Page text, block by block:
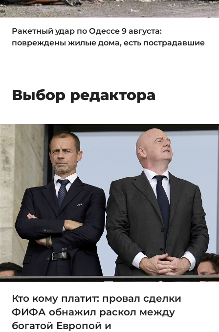
Ракетный удар по Одессе 9 августа:
повреждены жилые дома, есть пострадавшие
Выбор редактора
Кто кому платит: провал сделки
ФИФА обнажил раскол между
богатой Европой и